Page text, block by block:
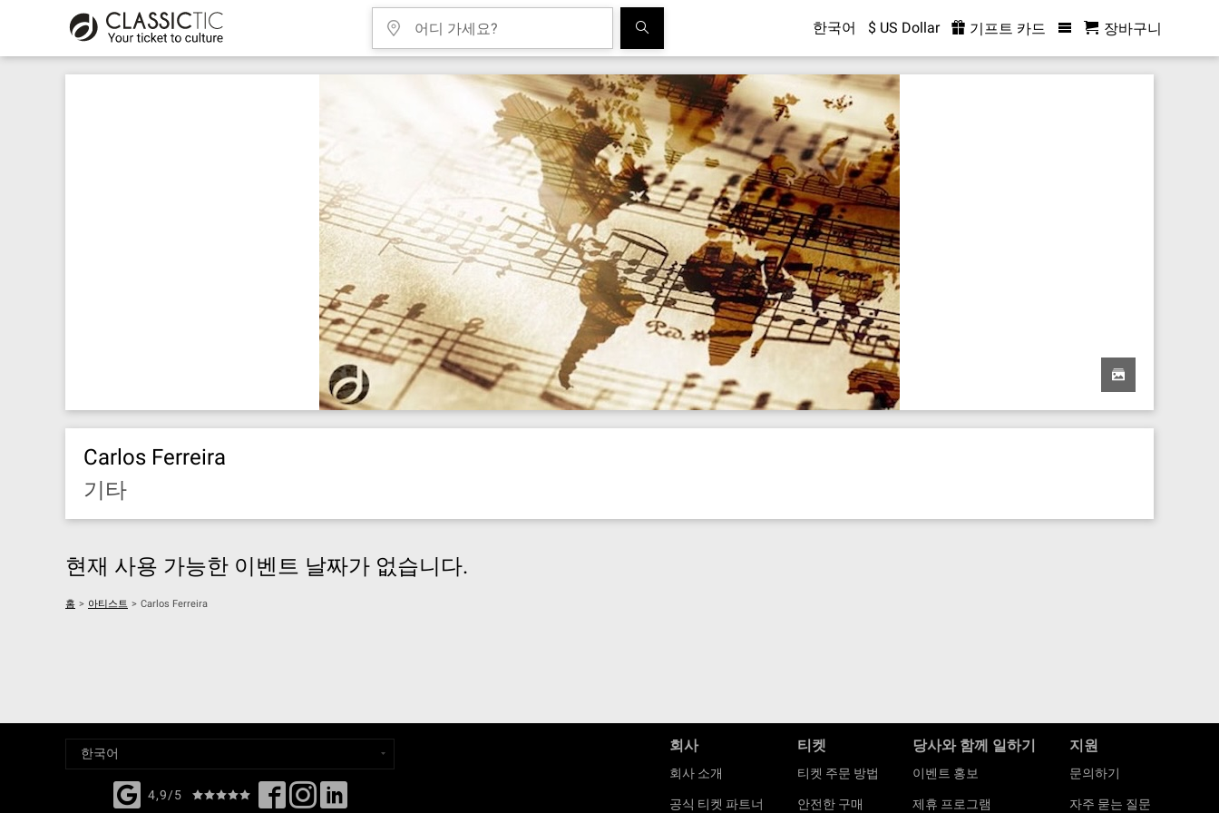
한국어 $ US Dollar 기프트 카드 장바구니
Carlos Ferreira
기타
현재 사용 가능한 이벤트 날짜가 없습니다.
홈 > 아티스트 > Carlos Ferreira
4,9/5
회사
회사 소개
공식 티켓 파트너
티켓
티켓 주문 방법
안전한 구매
당사와 함께 일하기
이벤트 홍보
제휴 프로그램
지원
문의하기
자주 묻는 질문